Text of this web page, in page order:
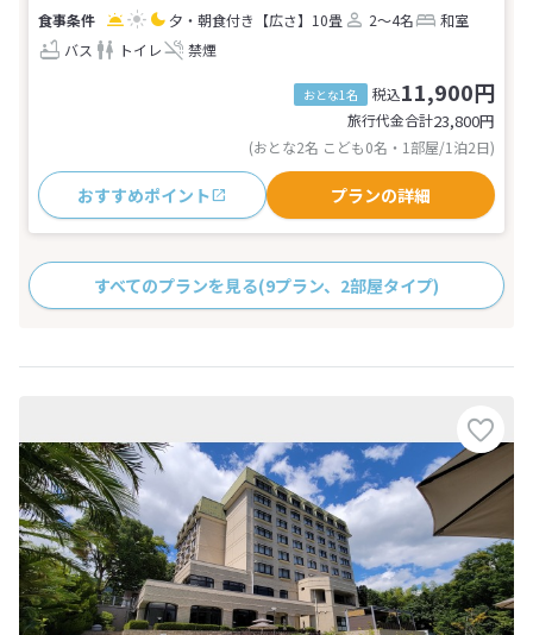
夕・朝食付き 【広さ】10畳 2～4名
和室
バス
トイレ 禁煙
おとな1名 税込11,900円
旅行代金合計23,800円
(おとな2名 こども0名・1部屋/1泊2日)
おすすめポイント プランの詳細
すべてのプランを見る(9プラン、2部屋タイプ)